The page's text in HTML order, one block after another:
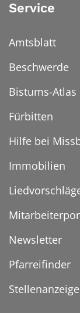
Service
Amtsblatt
Beschwerde
Bistums-Atlas
Fürbitten
Hilfe bei
Immobilien
Newsletter
Pfarreifinder